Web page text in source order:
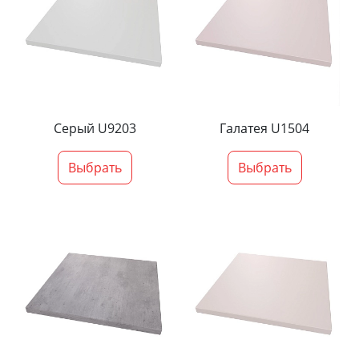
Серый U9203
Выбрать
Галатея U1504
Выбрать